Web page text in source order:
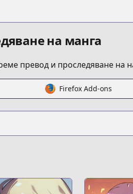
на манга
превод и проследяване на
Firefox Add-ons